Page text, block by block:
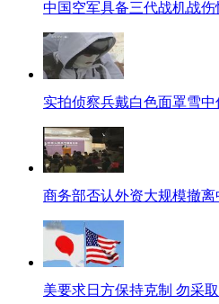
中国空军具备三代战机战伤
实拍侦察兵戴白色面罩雪中
商务部否认外资大规模撤离
美要求日方保持克制 勿采